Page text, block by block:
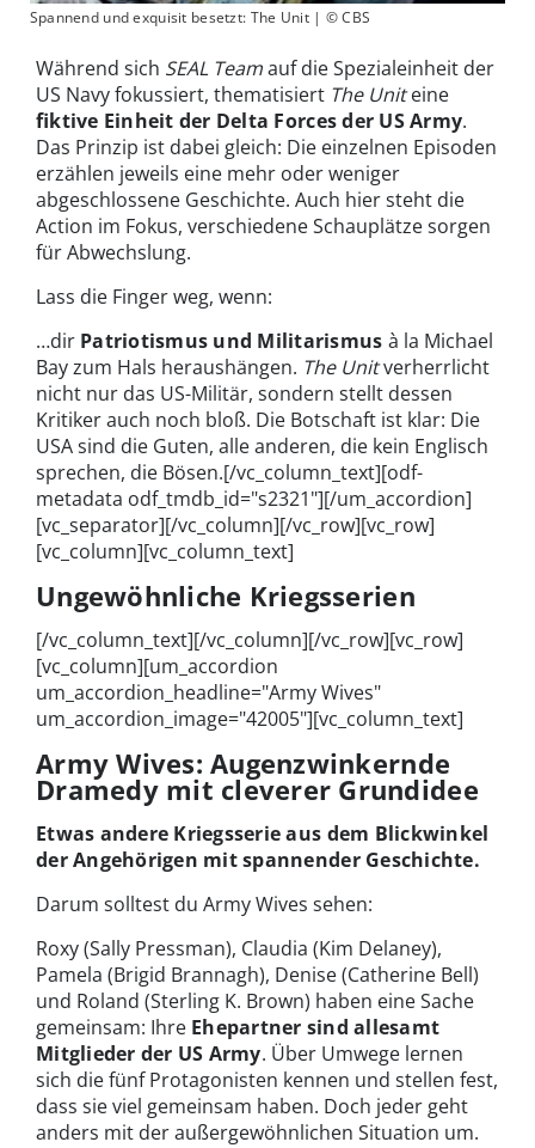
Spannend und exquisit besetzt: The Unit | © CBS
Während sich SEAL Teamauf die Spezialeinheit der
US Navy fokussiert, thematisiert The Uniteine
fiktive Einheit der Delta Forces der US Army.
Das Prinzip ist dabei gleich: Die einzelnen Episoden
erzählen jeweils eine mehr oder weniger
abgeschlossene Geschichte. Auch hier steht die
Action im Fokus, verschiedene Schauplätze sorgen
für Abwechslung.
Lass die Finger weg, wenn:
…dir Patriotismus und Militarismus à la Michael
Bay zum Hals heraushängen. The Unitverherrlicht
nicht nur das US-Militär, sondern stellt dessen
Kritiker auch noch bloß. Die Botschaft ist klar: Die
USA sind die Guten, alle anderen, die kein Englisch
sprechen, die Bösen.[/vc_column_text][odf-
metadata odf_tmdb_id="s2321"][/um_accordion]
[vc_separator][/vc_column][/vc_row][vc_row]
[vc_column][vc_column_text]
Ungewöhnliche Kriegsserien
[/vc_column_text][/vc_column][/vc_row][vc_row]
[vc_column][um_accordion
um_accordion_headline="Army Wives"
um_accordion_image="42005"][vc_column_text]
Army Wives: Augenzwinkernde
Dramedy mit cleverer Grundidee
Etwas andere Kriegsserie aus dem Blickwinkel
der Angehörigen mit spannender Geschichte.
Darum solltest du Army Wives sehen:
Roxy (Sally Pressman), Claudia (Kim Delaney),
Pamela (Brigid Brannagh), Denise (Catherine Bell)
und Roland (Sterling K. Brown) haben eine Sache
gemeinsam: Ihre Ehepartner sind allesamt
Mitglieder der US Army. Über Umwege lernen
sich die fünf Protagonisten kennen und stellen fest,
dass sie viel gemeinsam haben. Doch jeder geht
anders mit der außergewöhnlichen Situation um.